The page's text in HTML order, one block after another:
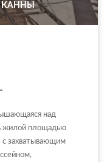
КАННЫ
над
жилой площадью
захватывающим